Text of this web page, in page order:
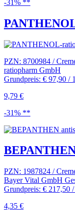
-31% **
PZN: 8700984 /
ratiopharm GmbH
Grundpreis: € 97,90 /
9,79 €
-31% **
PZN: 1987824 /
Bayer Vital GmbH
Grundpreis: € 217,50
4,35 €